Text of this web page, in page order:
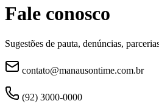
Fale conosco
Sugestões de pauta, denúncias,
contato@manausontime.com.br
(92) 3000-0000